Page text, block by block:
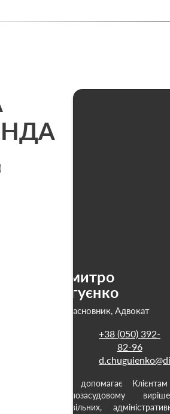
Дмитро
Чугуєнко
Керуючий-Засновник, Адвокат
+38 (050) 392-
82-96
Disputes та допомагає
та позасудовому
цивільних,